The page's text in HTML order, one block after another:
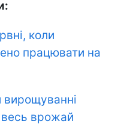
коли
працювати на
вирощуванні
врожай